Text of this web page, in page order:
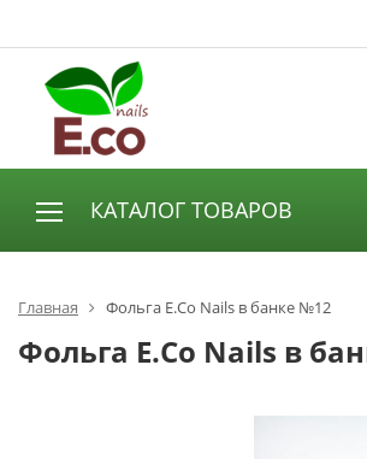
КАТАЛОГ ТОВАРОВ
АКСЕССУАРЫ И РАСХОДНЫЕ
Кисти
Главная Фольга E.Co Nails в банке №12
Фольга E.Co Nails в